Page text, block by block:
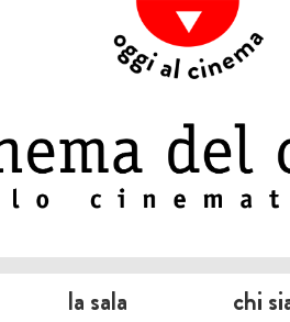
la sala chi